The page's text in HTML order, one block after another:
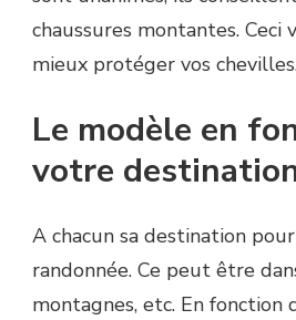
chaussures montantes.
mieux protéger vos
Le modèle en
votre
A chacun sa destination
randonnée. Ce peut être
montagnes, etc. En fonction